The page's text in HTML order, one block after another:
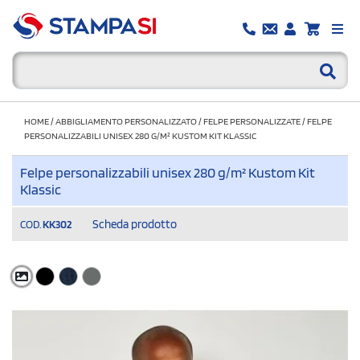
HOME/ABBIGLIAMENTO PERSONALIZZATO/FELPE PERSONALIZZATE/FELPE
PERSONALIZZABILI UNISEX 280 G/M² KUSTOM KIT KLASSIC
Felpe personalizzabili unisex 280 g/m² Kustom Kit
Klassic
COD. KK302 Scheda prodotto